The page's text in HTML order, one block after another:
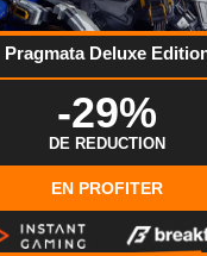
Pragmata Deluxe
-29%
DE REDUCTION
EN PROFITER